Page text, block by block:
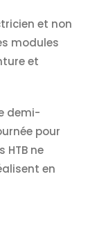
et non
modules
et
demi-
pour
HTB ne
en